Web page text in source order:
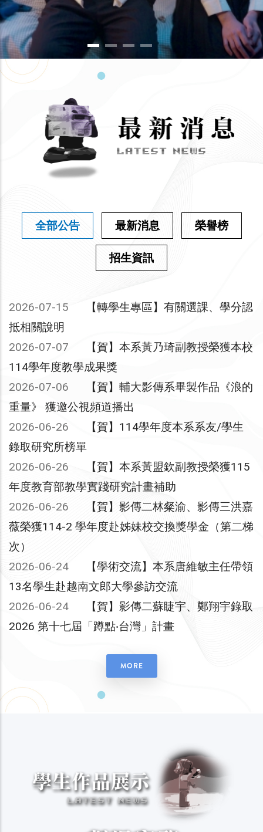
全部公告 最新消息 榮譽榜
招生資訊
2026-07-15
【轉學生專區】有關選課、學分認
抵相關說明
2026-07-07
【賀】本系黃乃琦副教授榮獲本校
114學年度教學成果獎
2026-07-06
【賀】輔大影傳系畢製作品《浪的
重量》 獲邀公視頻道播出
2026-06-26
【賀】114學年度本系系友/學生
錄取研究所榜單
2026-06-26
【賀】本系黃盟欽副教授榮獲115
年度教育部教學實踐研究計畫補助
2026-06-26
【賀】影傳二林粲渝、影傳三洪嘉
薇榮獲114-2 學年度赴姊妹校交換獎學金（第二梯
次）
2026-06-24
【學術交流】本系唐維敏主任帶領
13名學生赴越南文郎大學參訪交流
2026-06-24
【賀】影傳二蘇睫宇、鄭翔宇錄取
2026 第十七屆「蹲點‧台灣」計畫
MORE